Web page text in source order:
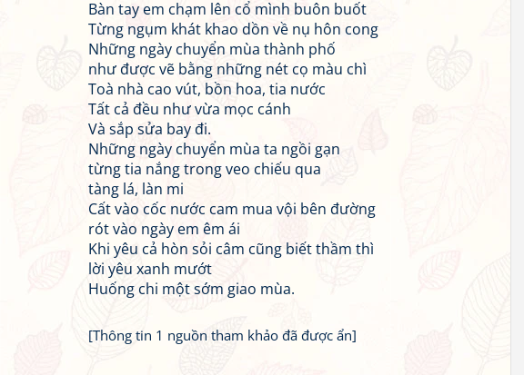
Bàn tay em chạm lên cổ mình buôn buốt
Từng ngụm khát khao dồn về nụ hôn cong
Những ngày chuyển mùa thành phố
như được vẽ bằng những nét cọ màu chì
Toà nhà cao vút, bồn hoa, tia nước
Tất cả đều như vừa mọc cánh
Và sắp sửa bay đi.
Những ngày chuyển mùa ta ngồi gạn
từng tia nắng trong veo chiếu qua
tàng lá, làn mi
Cất vào cốc nước cam mua vội bên đường
rót vào ngày em êm ái
Khi yêu cả hòn sỏi câm cũng biết thầm thì
lời yêu xanh mướt
Huống chi một sớm giao mùa.
[Thông tin 1 nguồn tham khảo đã được ẩn]